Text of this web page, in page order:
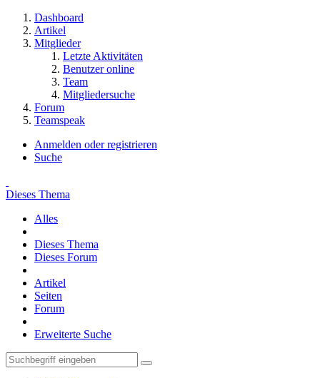
Dashboard
Artikel
Mitglieder
Letzte Aktivitäten
Benutzer online
Team
Mitgliedersuche
Forum
Teamspeak
Anmelden oder registrieren
Suche
Dieses Thema
Alles
Dieses Thema
Dieses Forum
Artikel
Seiten
Forum
Erweiterte Suche